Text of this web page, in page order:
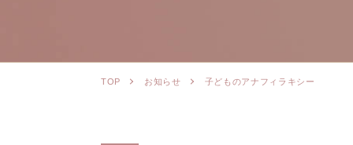
TOP お知らせ 子どものアナフィラキシー